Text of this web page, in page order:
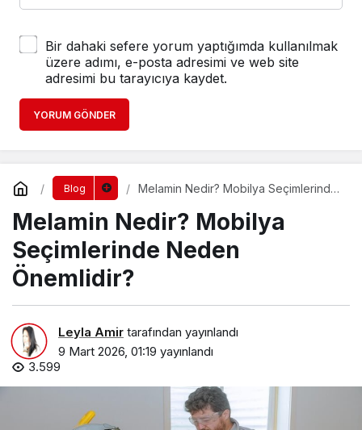
Bir dahaki sefere yorum yaptığımda kullanılmak
üzere adımı, e-posta adresimi ve web site
adresimi bu tarayıcıya kaydet.
YORUM GÖNDER
Blog
Melamin Nedir? Mobilya Seçimlerinde
Melamin Nedir? Mobilya
Seçimlerinde Neden
Önemlidir?
Leyla Amir tarafından yayınlandı
9 Mart 2026, 01:19 yayınlandı
3.599